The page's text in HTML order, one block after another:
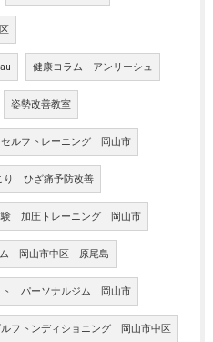
健康コラム アンリーシュ
姿勢改善教室
セルフトレーニング 岡山市
ひざ痛予防改善
験 加圧トレーニング 岡山市
岡山市中区 原尾島
ト パーソナルジム 岡山市
ルフトンディショニング 岡山市中区